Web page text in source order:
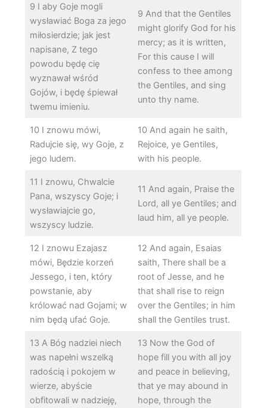
9 I aby Goje mogli
wysławiać Boga za jego
miłosierdzie; jak jest
napisane, Z tego
powodu będę cię
wyznawał wśród
Gojów, i będę śpiewał
twemu imieniu.
9 And that the Gentiles
might glorify God for his
mercy; as it is written,
For this cause I will
confess to thee among
the Gentiles, and sing
unto thy name.
10 I znowu mówi,
Radujcie się, wy Goje, z
jego ludem.
10 And again he saith,
Rejoice, ye Gentiles,
with his people.
11 I znowu, Chwalcie
Pana, wszyscy Goje; i
wysławiajcie go,
wszyscy ludzie.
11 And again, Praise the
Lord, all ye Gentiles; and
laud him, all ye people.
12 I znowu Ezajasz
mówi, Będzie korzeń
Jessego, i ten, który
powstanie, aby
królować nad Gojami; w
nim będą ufać Goje.
12 And again, Esaias
saith, There shall be a
root of Jesse, and he
that shall rise to reign
over the Gentiles; in him
shall the Gentiles trust.
13 A Bóg nadziei niech
was napełni wszelką
radością i pokojem w
wierze, abyście
obfitowali w nadzieję,
13 Now the God of
hope fill you with all joy
and peace in believing,
that ye may abound in
hope, through the